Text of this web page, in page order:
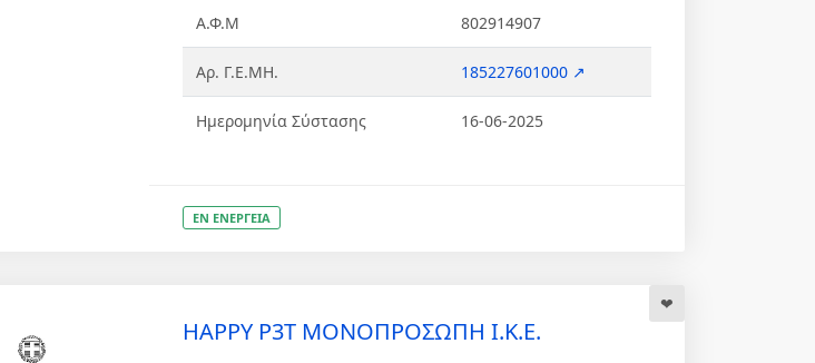
Α.Φ.Μ 802914907
Αρ. Γ.Ε.ΜΗ. 185227601000 ↗
Ημερομηνία Σύστασης 16-06-2025
ΕΝ ΕΝΕΡΓΕΙΑ
HAPPY P3T ΜΟΝΟΠΡΟΣΩΠΗ Ι.Κ.Ε.